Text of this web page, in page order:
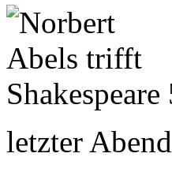
letzter Abend